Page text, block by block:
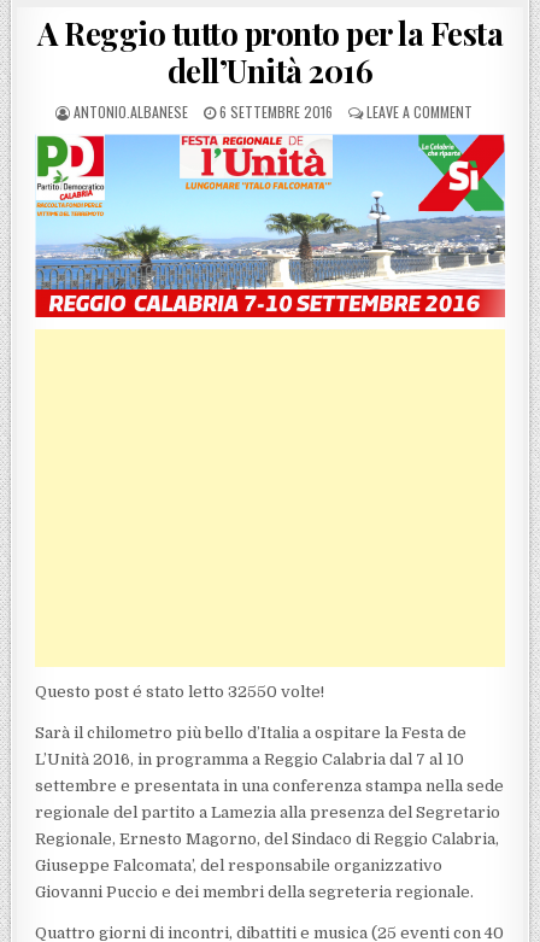
A Reggio tutto pronto per la Festa
dell’Unità 2016
POSTED BY
ANTONIO.ALBANESE POSTED ON
6 SETTEMBRE 2016 LEAVE A COMMENT ON A
Questo post é stato letto 32550 volte!
Sarà il chilometro più bello d’Italia a ospitare la Festa de
L’Unità 2016, in programma a Reggio Calabria dal 7 al 10
settembre e presentata in una conferenza stampa nella sede
regionale del partito a Lamezia alla presenza del Segretario
Regionale, Ernesto Magorno, del Sindaco di Reggio Calabria,
Giuseppe Falcomata’, del responsabile organizzativo
Giovanni Puccio e dei membri della segreteria regionale.
Quattro giorni di incontri, dibattiti e musica (25 eventi con 40